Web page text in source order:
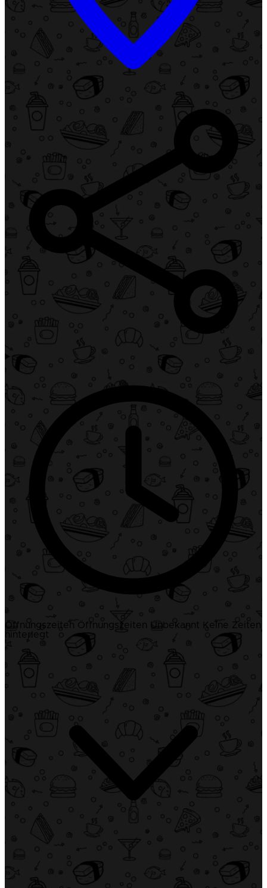
Öffnungszeiten Öffnungszeiten Unbekannt
Keine Zeiten
hinterlegt